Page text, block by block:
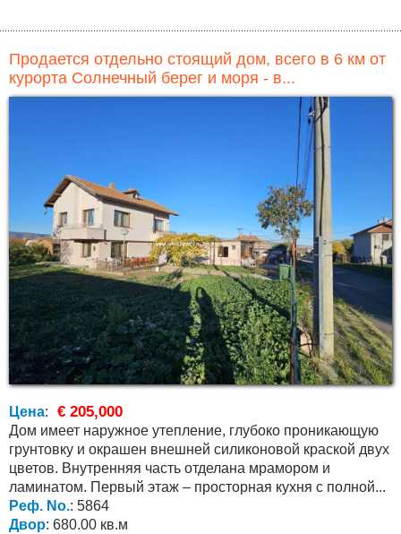
Продается отдельно стоящий дом, всего в 6 км от
курорта Солнечный берег и моря - в...
Цена: € 205,000
Дом имеет наружное утепление, глубоко проникающую
грунтовку и окрашен внешней силиконовой краской двух
цветов. Внутренняя часть отделана мрамором и
ламинатом. Первый этаж – просторная кухня с полной...
Реф. No.: 5864
Двор: 680.00 кв.м